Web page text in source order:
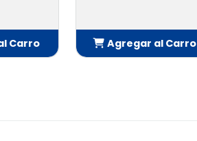
Carro
Agregar al Carro